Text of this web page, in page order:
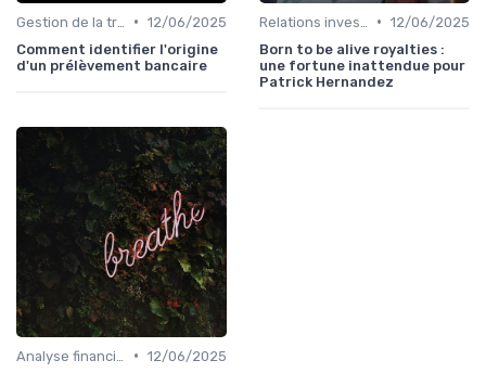
• 12/06/2025
Comment identifier l'origine
d'un prélèvement bancaire
• 12/06/2025
Born to be alive royalties :
une fortune inattendue pour
Patrick Hernandez
• 12/06/2025